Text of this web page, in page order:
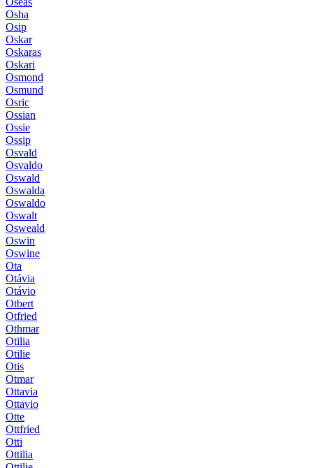
Osha
Osip
Oskar
Oskaras
Oskari
Osmond
Osmund
Osric
Ossian
Ossie
Ossip
Osvald
Osvaldo
Oswald
Oswalda
Oswaldo
Oswalt
Osweald
Oswin
Oswine
Ota
Otávia
Otávio
Otbert
Otfried
Othmar
Otilia
Otilie
Otis
Otmar
Ottavia
Ottavio
Otte
Ottfried
Otti
Ottilia